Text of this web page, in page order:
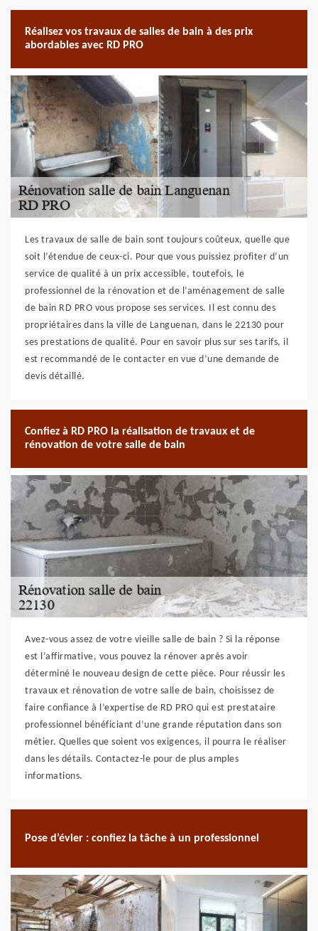
Réalisez vos travaux de salles de bain à des prix
abordables avec RD PRO
Les travaux de salle de bain sont toujours coûteux, quelle que
soit l’étendue de ceux-ci. Pour que vous puissiez profiter d’un
service de qualité à un prix accessible, toutefois, le
professionnel de la rénovation et de l’aménagement de salle
de bain RD PRO vous propose ses services. Il est connu des
propriétaires dans la ville de Languenan, dans le 22130 pour
ses prestations de qualité. Pour en savoir plus sur ses tarifs, il
est recommandé de le contacter en vue d’une demande de
devis détaillé.
Confiez à RD PRO la réalisation de travaux et de
rénovation de votre salle de bain
Avez-vous assez de votre vieille salle de bain ? Si la réponse
est l’affirmative, vous pouvez la rénover après avoir
déterminé le nouveau design de cette pièce. Pour réussir les
travaux et rénovation de votre salle de bain, choisissez de
faire confiance à l’expertise de RD PRO qui est prestataire
professionnel bénéficiant d’une grande réputation dans son
métier. Quelles que soient vos exigences, il pourra le réaliser
dans les détails. Contactez-le pour de plus amples
informations.
Pose d’évier : confiez la tâche à un professionnel